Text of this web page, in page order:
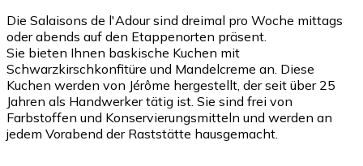
Die Salaisons de l'Adour sind dreimal pro Woche mittags
oder abends auf den Etappenorten präsent.
Sie bieten Ihnen baskische Kuchen mit
Schwarzkirschkonfitüre und Mandelcreme an. Diese
Kuchen werden von Jérôme hergestellt, der seit über 25
Jahren als Handwerker tätig ist. Sie sind frei von
Farbstoffen und Konservierungsmitteln und werden an
jedem Vorabend der Raststätte hausgemacht.